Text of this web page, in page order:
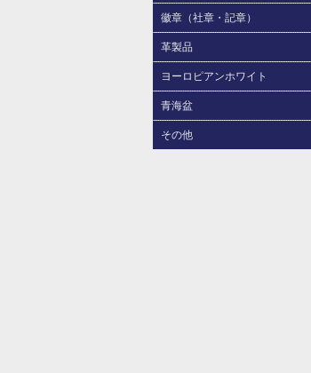
徽章（社章・記章）
革製品
ヨーロピアンホワイト
青海盆
その他